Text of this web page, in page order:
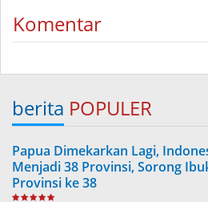
Komentar
berita POPULER
Papua Dimekarkan Lagi,
Menjadi 38 Provinsi, Sorong
Provinsi ke 38